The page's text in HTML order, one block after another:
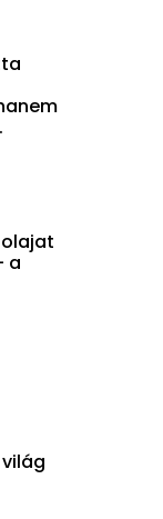
olajat
a